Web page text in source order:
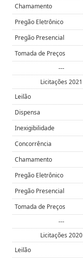
Chamamento
Pregão Eletrônico
Pregão Presencial
Tomada de Preços
---
Licitações 2021
Leilão
Dispensa
Inexigibilidade
Concorrência
Chamamento
Pregão Eletrônico
Pregão Presencial
Tomada de Preços
---
Licitações 2020
Leilão